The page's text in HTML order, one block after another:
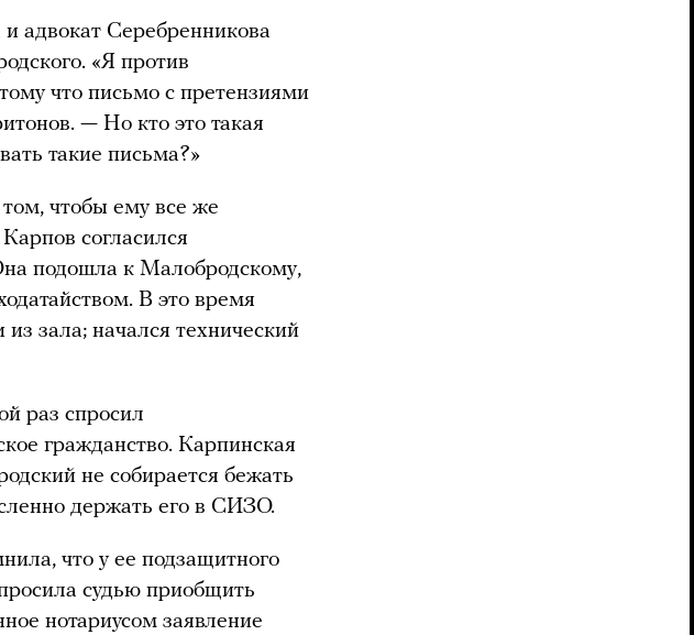
адвокат Серебренникова
«Я против
что письмо с претензиями
— Но кто это такая
такие письма?»
чтобы ему все же
согласился
подошла к Малобродскому,
В это время
зала; начался технический
раз спросил
гражданство. Карпинская
не собирается бежать
держать его в СИЗО.
что у ее подзащитного
судью приобщить
нотариусом заявление